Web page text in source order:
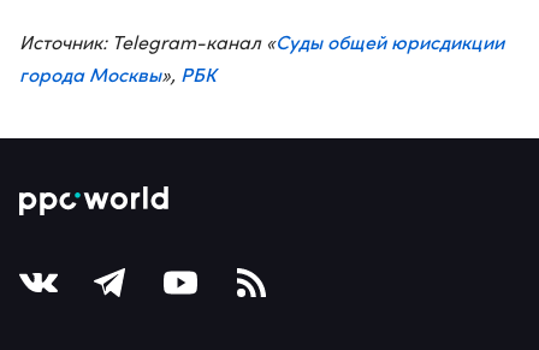
Источник: Telegram-канал «Суды общей юрисдикции
города Москвы», РБК